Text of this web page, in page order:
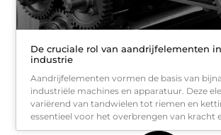
De cruciale rol van aandrijfelementen
industrie
Aandrijfelementen vormen de basis van
industriële machines en apparatuur. Deze
variërend van tandwielen tot riemen en
essentieel voor het overbrengen van kracht